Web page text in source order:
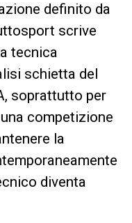
definito da
scrive
tecnica
schietta del
soprattutto per
competizione
la
diventa